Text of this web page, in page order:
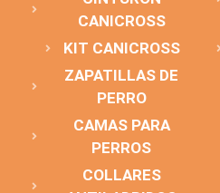
CANICROSS
KIT CANICROSS
ZAPATILLAS DE
PERRO
CAMAS PARA
PERROS
COLLARES